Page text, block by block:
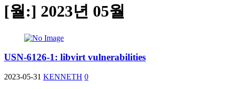
[월:] 2023년 05월
USN-6126-1: libvirt vulnerabilities
2023-05-31 KENNETH 0